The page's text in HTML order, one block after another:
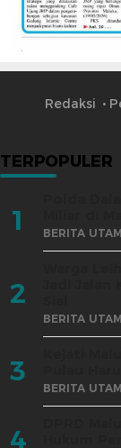
Redaksi
TERPOPULER
1 BERITA
2
BERITA
3 BERITA
4